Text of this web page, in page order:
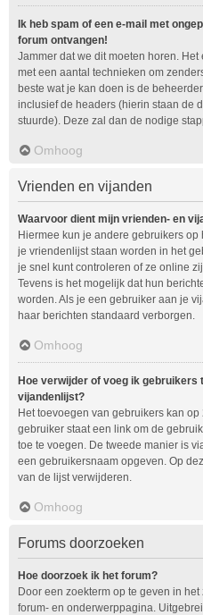
Ik heb spam of een e-mail met
forum ontvangen!
Jammer dat we dit moeten horen.
met een aantal technieken om
beste wat je kan doen is de
inclusief de headers (hierin staan de
stuurde). Deze zal dan de nodige
Omhoog
Vrienden en vijanden
Waarvoor dient mijn vrienden- en
Hiermee kun je andere gebruikers
je vriendenlijst staan worden in het
je snel kunt controleren of ze online
Tevens is het mogelijk dat hun
worden. Als je een gebruiker aan je
haar berichten standaard verborgen.
Omhoog
Hoe verwijder of voeg ik gebruikers
vijandenlijst?
Het toevoegen van gebruikers kan
gebruiker staat een link om de
toe te voegen. De tweede manier is
een gebruikersnaam opgeven. Op
van de lijst verwijderen.
Omhoog
Forums doorzoeken
Hoe doorzoek ik het forum?
Door een zoekterm op te geven in
forum- en onderwerppagina.